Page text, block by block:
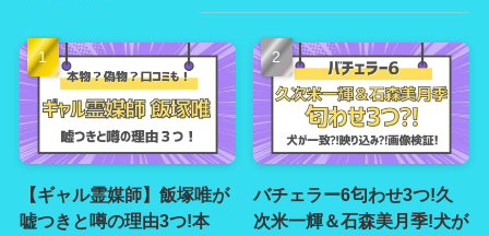
【ギャル霊媒師】飯塚唯が
嘘つきと噂の理由3つ!本
バチェラー6匂わせ3つ!久
次米一輝＆石森美月季!犬が